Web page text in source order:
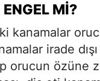
MI?
kanamalar
irade
orucun özüne